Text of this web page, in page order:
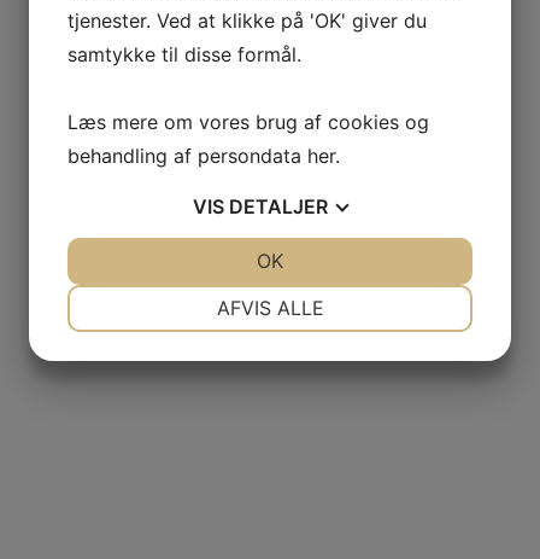
Hvis du er interesseret i at se nærmere på vores have-,
vores forretning i Slagelse på Sjælland. Her står vores
kompetente salgsteam klar til at vejlede dig, så du kommer
kl. 7.30 – kl. 16.30
Lørdag
kl. 9.00 – kl. 13.00
tjenester. Ved at klikke på 'OK' giver du
samtykke til disse formål.
Læs mere om vores brug af cookies og
behandling af persondata her.
VIS DETALJER
AFVIS ALLE
OK